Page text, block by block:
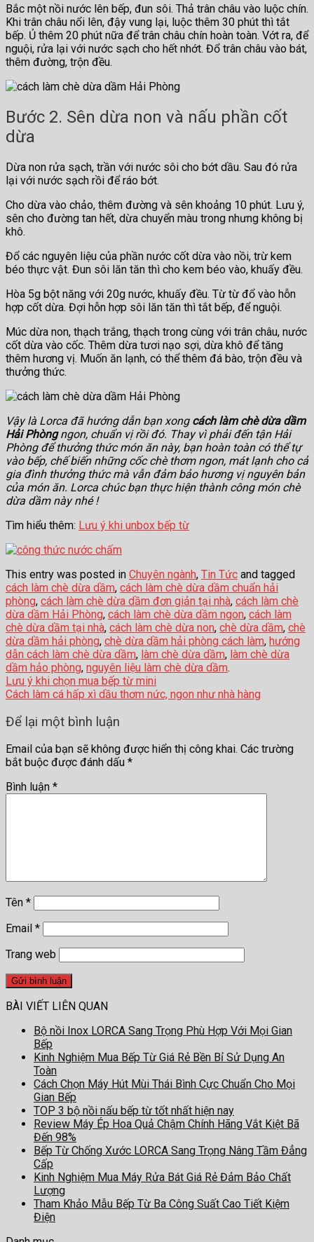
Bắc một nồi nước lên bếp, đun sôi. Thả trân châu vào luộc chín.
Khi trân châu nổi lên, đậy vung lại, luộc thêm 30 phút thì tắt
bếp. Ủ thêm 20 phút nữa để trân châu chín hoàn toàn. Vớt ra, để
nguội, rửa lại với nước sạch cho hết nhớt. Đổ trân châu vào bát,
thêm đường, trộn đều.
Bước 2. Sên dừa non và nấu phần cốt
dừa
Dừa non rửa sạch, trần với nước sôi cho bớt dầu. Sau đó rửa
lại với nước sạch rồi để ráo bớt.
Cho dừa vào chảo, thêm đường và sên khoảng 10 phút. Lưu ý,
sên cho đường tan hết, dừa chuyển màu trong nhưng không bị
khô.
Đổ các nguyên liệu của phần nước cốt dừa vào nồi, trừ kem
béo thực vật. Đun sôi lăn tăn thì cho kem béo vào, khuấy đều.
Hòa 5g bột năng với 20g nước, khuấy đều. Từ từ đổ vào hỗn
hợp cốt dừa. Đợi hỗn hợp sôi lăn tăn thì tắt bếp, để nguội.
Múc dừa non, thạch trắng, thạch trong cùng với trân châu, nước
cốt dừa vào cốc. Thêm dừa tươi nạo sợi, dừa khô để tăng
thêm hương vị. Muốn ăn lạnh, có thể thêm đá bào, trộn đều và
thưởng thức.
Vậy là Lorca đã hướng dẫn bạn xong cách làm chè dừa dầm
Hải Phòngngon, chuẩn vị rồi đó. Thay vì phải đến tận Hải
Phòng để thưởng thức món ăn này, bạn hoàn toàn có thể tự
vào bếp, chế biến những cốc chè thơm ngon, mát lạnh cho cả
gia đình thưởng thức mà vẫn đảm bảo hương vị nguyên bản
của món ăn. Lorca chúc bạn thực hiện thành công món chè
dừa dầm này nhé !
Tìm hiểu thêm: Lưu ý khi unbox bếp từ
This entry was posted in Chuyên ngành, Tin Tức and tagged
cách làm chè dừa dầm, cách làm chè dừa dầm chuẩn hải
phòng, cách làm chè dừa dầm đơn giản tại nhà, cách làm chè
dừa dầm Hải Phòng, cách làm chè dừa dầm ngon, cách làm
chè dừa dầm tại nhà, cách làm chè dừa non, chè dừa dầm, chè
dừa dầm hải phòng, chè dừa dầm hải phòng cách làm, hướng
dẫn cách làm chè dừa dầm, làm chè dừa dầm, làm chè dừa
dầm hảo phòng, nguyên liệu làm chè dừa dầm.
Lưu ý khi chọn mua bếp từ mini
Cách làm cá hấp xì dầu thơm nức, ngon như nhà hàng
Để lại một bình luận
Email của bạn sẽ không được hiển thị công khai. Các trường
bắt buộc được đánh dấu *
Bình luận *
Tên *
Email *
Trang web
BÀI VIẾT LIÊN QUAN
Bộ nồi Inox LORCA Sang Trọng Phù Hợp Với Mọi Gian
Bếp
Kinh Nghiệm Mua Bếp Từ Giá Rẻ Bền Bỉ Sử Dụng An
Toàn
Cách Chọn Máy Hút Mùi Thái Bình Cực Chuẩn Cho Mọi
Gian Bếp
TOP 3 bộ nồi nấu bếp từ tốt nhất hiện nay
Review Máy Ép Hoa Quả Chậm Chính Hãng Vắt Kiệt Bã
Đến 98%
Bếp Từ Chống Xước LORCA Sang Trọng Nâng Tầm Đẳng
Cấp
Kinh Nghiệm Mua Máy Rửa Bát Giá Rẻ Đảm Bảo Chất
Lượng
Tham Khảo Mẫu Bếp Từ Ba Công Suất Cao Tiết Kiệm
Điện